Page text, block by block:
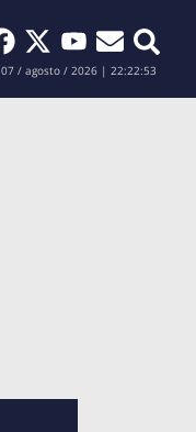
Buscar
07 / agosto / 2026 | 22:22:55